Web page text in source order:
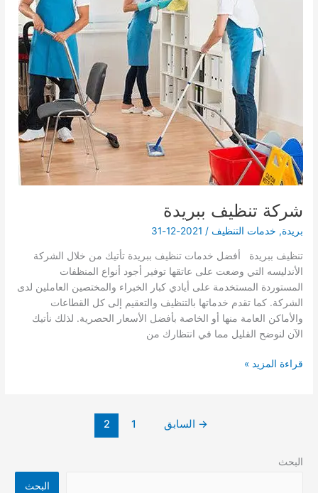
شركة تنظيف ببريدة
بريدة, خدمات التنظيف /
2021-12-31
تنظيف ببريدة أفضل خدمات تنظيف ببريدة تأتيك من خلال الشركة
الأندليسه التي وضعت على عاتقها توفير أجود أنواع المنظفات
المستوردة المستخدمة على أيادي كبار الخبراء والمختصين العاملين لدى
الشركة. كما تقدم خدماتها بالتنظيف والتعقيم إلى كل القطاعات
والأماكن العامة منها أو الخاصة بأفضل الأسعار الحصرية. لذلك نأتيك
الآن لنوضح القليل مما في انتظارك من
شركة
قراءة المزيد »
→ السابق 1
2
البحث
البحث